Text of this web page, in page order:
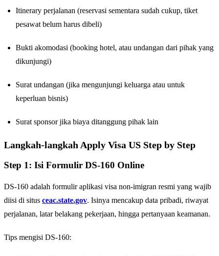
Itinerary perjalanan (reservasi sementara sudah cukup, tiket
pesawat belum harus dibeli)
Bukti akomodasi (booking hotel, atau undangan dari pihak yang
dikunjungi)
Surat undangan (jika mengunjungi keluarga atau untuk
keperluan bisnis)
Surat sponsor jika biaya ditanggung pihak lain
Langkah-langkah Apply Visa US Step by Step
Step 1: Isi Formulir DS-160 Online
DS-160 adalah formulir aplikasi visa non-imigran resmi yang wajib
diisi di situs ceac.state.gov. Isinya mencakup data pribadi, riwayat
perjalanan, latar belakang pekerjaan, hingga pertanyaan keamanan.
Tips mengisi DS-160: